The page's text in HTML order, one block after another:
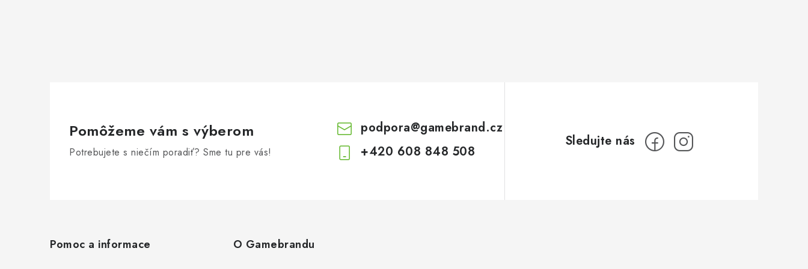
Pomôžeme vám s výberom
Potrebujete s niečím poradiť? Sme tu pre vás!
podpora@gamebrand.cz
+420 608 848 508
Pomoc a informace O Gamebrandu